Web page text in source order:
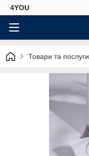
4YOU
Товари та послуги